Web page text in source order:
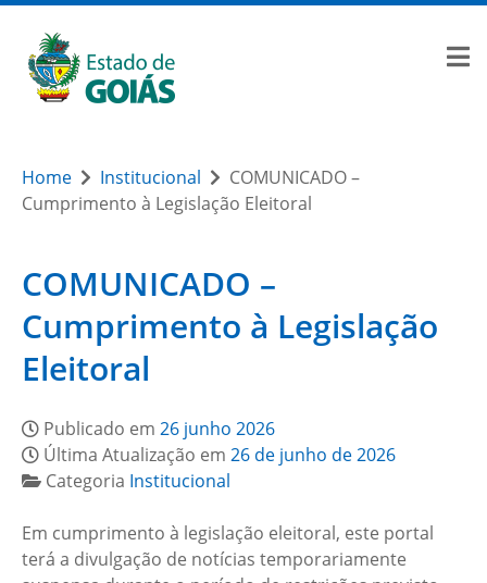
Home Institucional
COMUNICADO –
Cumprimento à Legislação Eleitoral
COMUNICADO –
Cumprimento à Legislação
Eleitoral
Publicado em 26 junho 2026
Última Atualização em 26 de junho de 2026
Categoria Institucional
Em cumprimento à legislação eleitoral, este portal
terá a divulgação de notícias temporariamente